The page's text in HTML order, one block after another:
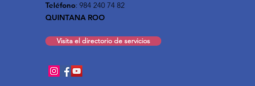
Teléfono: 984 240 74 82
QUINTANA ROO
Visita el directorio de servicios